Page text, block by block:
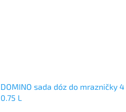
DOMINO sada dóz do mrazničky 4
0.75 L